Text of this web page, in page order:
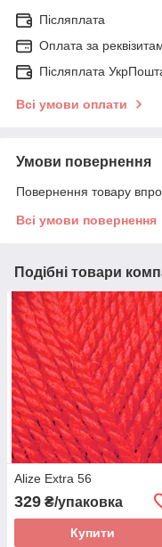
Післяплата
Оплата за
Післяплата
Всі умови оплати
Умови повернення
Повернення товару
Всі умови повернення
Подібні товари
Alize Extra 56
329 ₴/упаковка
Купити